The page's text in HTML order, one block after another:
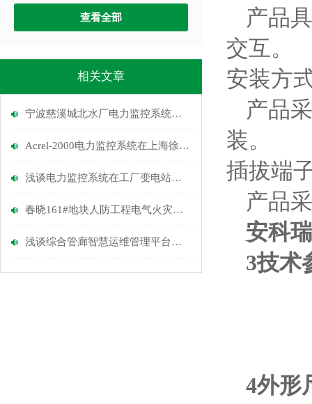
查看全部
相关文章
宁波慈溪城北水厂电力监控系统的设计与应用安科瑞涂志燕
Acrel-2000电力监控系统在上海徐工工程机械有限公司的应用
浅谈电力监控系统在工厂变电站的应用
春晓161#地块人防工程电气火灾监控系统设计与应用
浅谈综合管廊智慧运维管理平台应用研究
产品
交互。
安装方
产品
装。
插拔端
产品
安科
3技术
4外形